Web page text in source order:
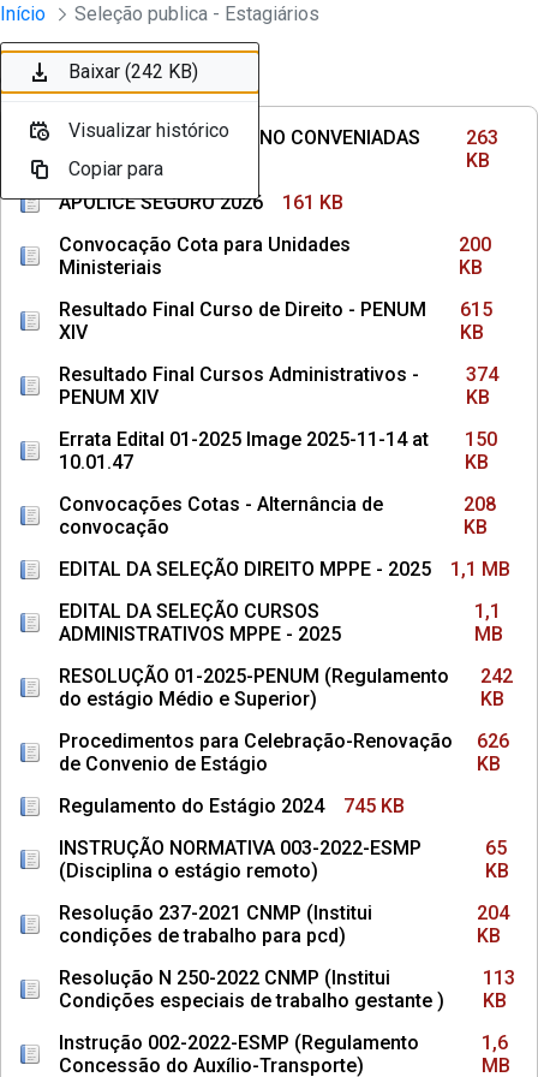
Pular para o Conteúdo principal
Divisão Minima - Escola Superior
Início Seleção publica - Estagiários
Ordenar Filtro
INSTITUIÇÕES DE ENSINO CONVENIADAS
COM MPPE
263
KB
APÓLICE SEGURO 2026
161 KB
Convocação Cota para Unidades
Ministeriais
200
KB
Resultado Final Curso de Direito - PENUM
XIV
615
KB
Resultado Final Cursos Administrativos -
PENUM XIV
374
KB
Errata Edital 01-2025 Image 2025-11-14 at
10.01.47
150
KB
Convocações Cotas - Alternância de
convocação
208
KB
EDITAL DA SELEÇÃO DIREITO MPPE - 2025
1,1 MB
EDITAL DA SELEÇÃO CURSOS
ADMINISTRATIVOS MPPE - 2025
1,1
MB
RESOLUÇÃO 01-2025-PENUM (Regulamento
do estágio Médio e Superior)
242
KB
Procedimentos para Celebração-Renovação
de Convenio de Estágio
626
KB
Regulamento do Estágio 2024
745 KB
INSTRUÇÃO NORMATIVA 003-2022-ESMP
(Disciplina o estágio remoto)
65
KB
Resolução 237-2021 CNMP (Institui
condições de trabalho para pcd)
204
KB
Resolução N 250-2022 CNMP (Institui
Condições especiais de trabalho gestante )
113
KB
Instrução 002-2022-ESMP (Regulamento
Concessão do Auxílio-Transporte)
1,6
MB
Baixar (263 KB)
Visualizar histórico
Copiar para
Baixar (161 KB)
Visualizar histórico
Copiar para
Baixar (200 KB)
Visualizar histórico
Copiar para
Baixar (615 KB)
Visualizar histórico
Copiar para
Baixar (374 KB)
Visualizar histórico
Copiar para
Baixar (150 KB)
Visualizar histórico
Copiar para
Baixar (208 KB)
Visualizar histórico
Copiar para
Baixar (1,1 MB)
Visualizar histórico
Copiar para
Baixar (1,1 MB)
Visualizar histórico
Copiar para
Baixar (242 KB)
Visualizar histórico
Copiar para